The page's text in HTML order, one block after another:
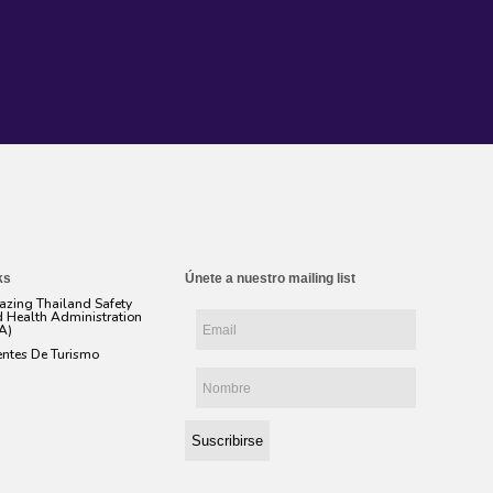
Thailand Safety
Health Administration
De Turismo
Únete a nuestro mailing list